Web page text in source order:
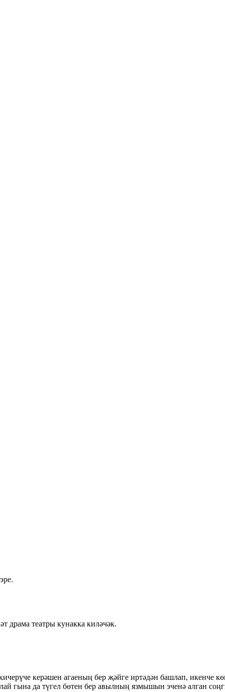
драма театры кунакка киләчәк.
керәшен агаеның бер җәйге иртәдән башлап, икенче
гына да түгел бөтен бер авылның язмышын эченә алган